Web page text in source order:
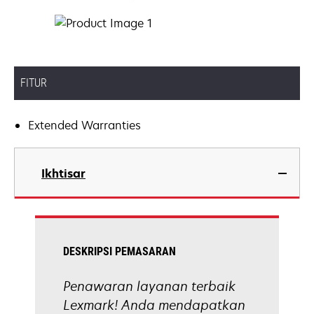
FITUR
Extended Warranties
Ikhtisar
DESKRIPSI PEMASARAN
Penawaran layanan terbaik
Lexmark! Anda mendapatkan